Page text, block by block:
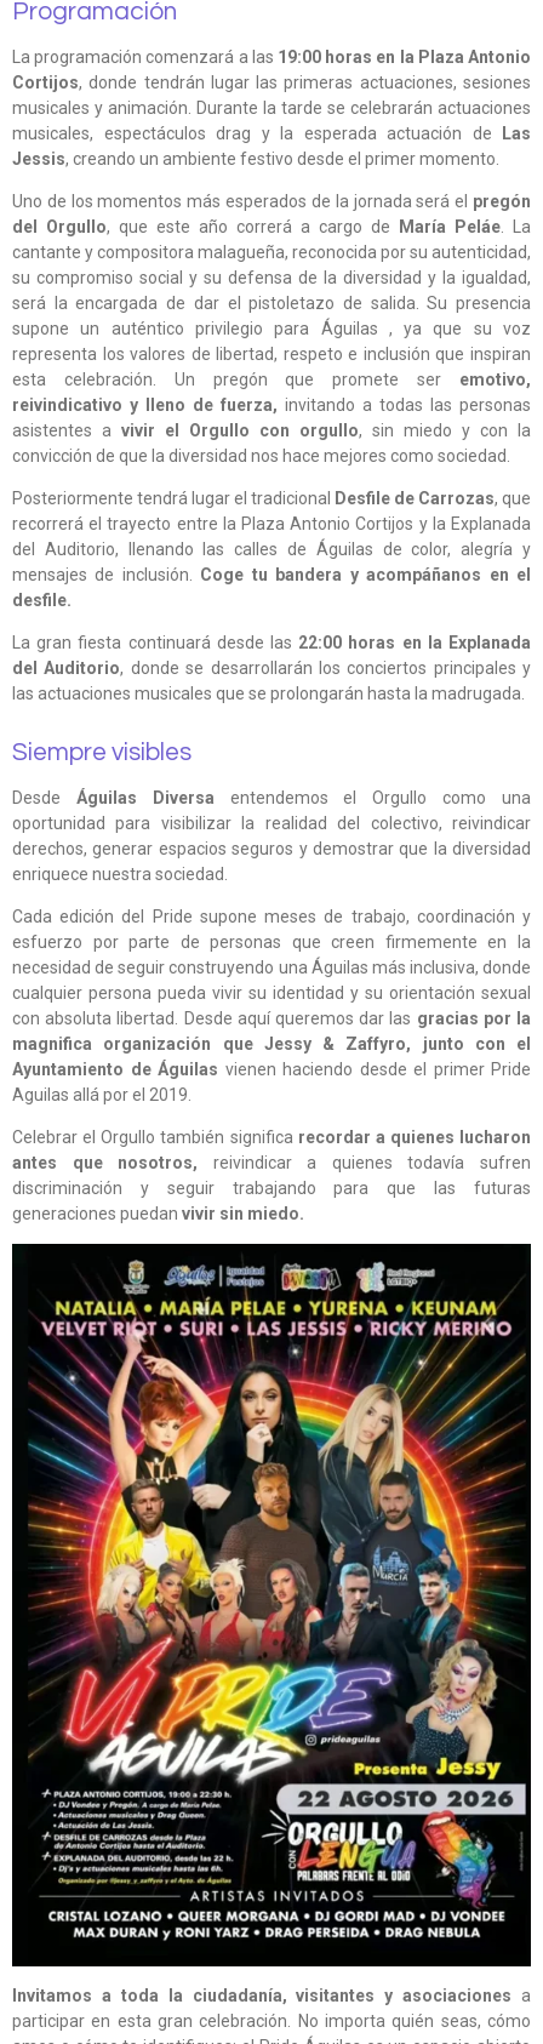
Programación
La programación comenzará a las 19:00 horas en la Plaza Antonio
Cortijos, donde tendrán lugar las primeras actuaciones, sesiones
musicales y animación. Durante la tarde se celebrarán actuaciones
musicales, espectáculos drag y la esperada actuación de
Las
Jessis, creando un ambiente festivo desde el primer momento.
Uno de los momentos más esperados de la jornada será el pregón
del Orgullo, que este año correrá a cargo de María Peláe. La
cantante y compositora malagueña, reconocida por su autenticidad,
su compromiso social y su defensa de la diversidad y la igualdad,
será la encargada de dar el pistoletazo de salida. Su presencia
supone un auténtico privilegio para Águilas , ya que su voz
representa los valores de libertad, respeto e inclusión que inspiran
esta celebración. Un pregón que promete ser emotivo,
reivindicativo y lleno de fuerza, invitando a todas las personas
asistentes a vivir el Orgullo con orgullo, sin miedo y con la
convicción de que la diversidad nos hace mejores como sociedad.
Posteriormente tendrá lugar el tradicional Desfile de Carrozas, que
recorrerá el trayecto entre la Plaza Antonio Cortijos y la Explanada
del Auditorio, llenando las calles de Águilas de color, alegría y
mensajes de inclusión. Coge tu bandera y acompáñanos en el
desfile.
La gran fiesta continuará desde las 22:00 horas en la Explanada
del Auditorio, donde se desarrollarán los conciertos principales y
las actuaciones musicales que se prolongarán hasta la madrugada.
Siempre visibles
Desde Águilas Diversa entendemos el Orgullo como una
oportunidad para visibilizar la realidad del colectivo, reivindicar
derechos, generar espacios seguros y demostrar que la diversidad
enriquece nuestra sociedad.
Cada edición del Pride supone meses de trabajo, coordinación y
esfuerzo por parte de personas que creen firmemente en la
necesidad de seguir construyendo una Águilas más inclusiva, donde
cualquier persona pueda vivir su identidad y su orientación sexual
con absoluta libertad. Desde aquí queremos dar las gracias por la
magnifica organización que Jessy & Zaffyro, junto con el
Ayuntamiento de Águilas vienen haciendo desde el primer Pride
Aguilas allá por el 2019.
Celebrar el Orgullo también significa recordar a quienes lucharon
antes que nosotros, reivindicar a quienes todavía sufren
discriminación y seguir trabajando para que las futuras
generaciones puedan vivir sin miedo.
Invitamos a toda la ciudadanía, visitantes y asociaciones a
participar en esta gran celebración. No importa quién seas, cómo